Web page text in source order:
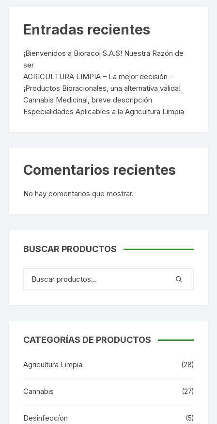
Entradas recientes
¡Bienvenidos a Bioracol S.A.S! Nuestra Razón de
ser
AGRICULTURA LIMPIA – La mejor decisión –
¡Productos Bioracionales, una alternativa válida!
Cannabis Medicinal, breve descripción
Especialidades Aplicables a la Agricultura Limpia
Comentarios recientes
No hay comentarios que mostrar.
BUSCAR PRODUCTOS
CATEGORÍAS DE PRODUCTOS
Agricultura Limpia (28)
Cannabis (27)
Desinfeccíon (5)